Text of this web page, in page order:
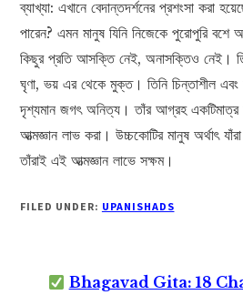
ব্যাখ্যা: এখানে বেদান্তদর্শনের প্রশংসা করা
পারেন? এমন মানুষ যিনি নিজেকে পুরোপুরি
কিছুর প্রতি আসক্তি নেই, অনাসক্তিও নেই।
ঘৃণা, ভয় এর থেকে মুক্ত। তিনি চিন্তাশীল এবং
দৃশ্যমান জগৎ অনিত্য। তাঁর আগ্রহ একটিমাত্র
আত্মজ্ঞান লাভ করা। উচ্চকোটির মানুষ অর্থাৎ
তাঁরাই এই আত্মজ্ঞান লাভে সক্ষম।
FILED UNDER: UPANISHADS
Bhagavad Gita: 18